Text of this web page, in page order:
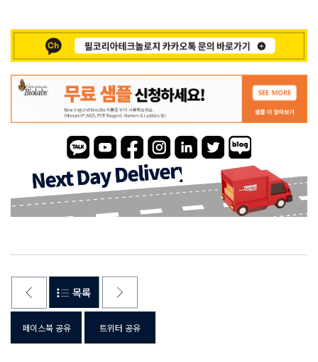
페이스북 공유 트위터 공유